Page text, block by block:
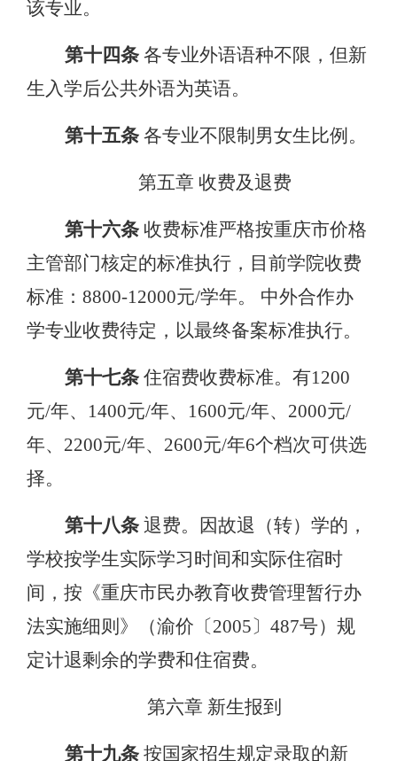
该专业。
第十四条 各专业外语语种不限，但新
生入学后公共外语为英语。
第十五条 各专业不限制男女生比例。
第五章 收费及退费
第十六条 收费标准严格按重庆市价格
主管部门核定的标准执行，目前学院收费
标准： 8800-12000元/学年。 中外合作办
学专业收费待定，以最终备案标准执行。
第十七条 住宿费收费标准。有1200
元/年、1400元/年、1600元/年、2000元/
年、2200元/年、2600元/年6个档次可供选
择。
第十八条 退费。因故退（转）学的，
学校按学生实际学习时间和实际住宿时
间，按《重庆市民办教育收费管理暂行办
法实施细则》（渝价〔2005〕487号）规
定计退剩余的学费和住宿费。
第六章 新生报到
第十九条 按国家招生规定录取的新